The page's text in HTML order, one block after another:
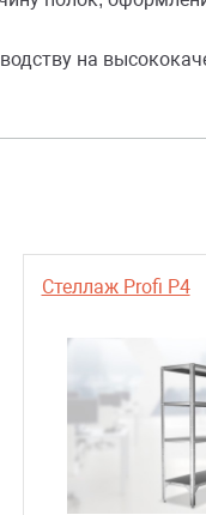
на
Стеллаж Profi P4